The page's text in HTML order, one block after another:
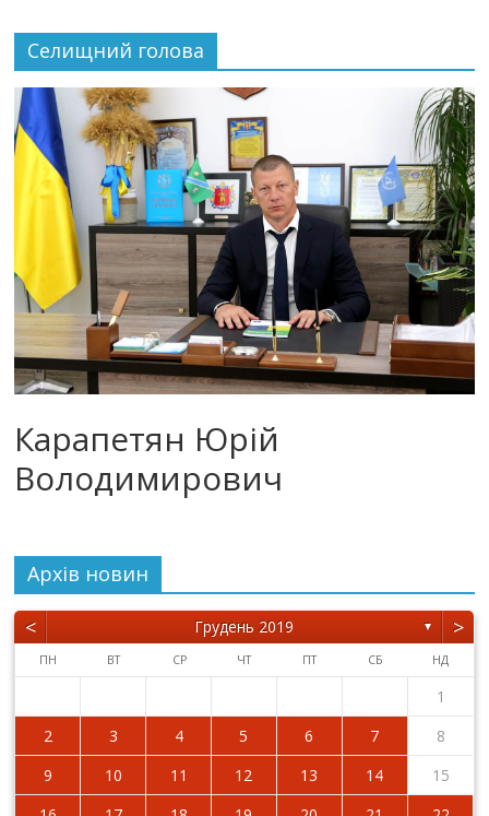
Селищний голова
Карапетян Юрій
Володимирович
Архiв новин
< Грудень 2019 ▼ >
ПН ВТ СР ЧТ ПТ СБ НД
1
2
3 4 5 6 7
8
9
10 11 12 13 14
15